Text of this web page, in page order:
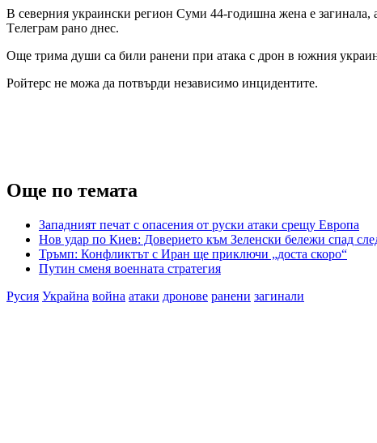
В северния украински регион Суми 44-годишна жена е загинала,
Tелеграм рано днес.
Още трима души са били ранени при атака с дрон в южния
Ройтерс не можа да потвърди независимо инцидентите.
Още по темата
Западният печат с опасения от руски атаки срещу Европа
Нов удар по Киев: Доверието към Зеленски бележи спад
Тръмп: Конфликтът с Иран ще приключи „доста скоро“
Путин сменя военната стратегия
Русия Украйна война атаки дронове ранени загинали